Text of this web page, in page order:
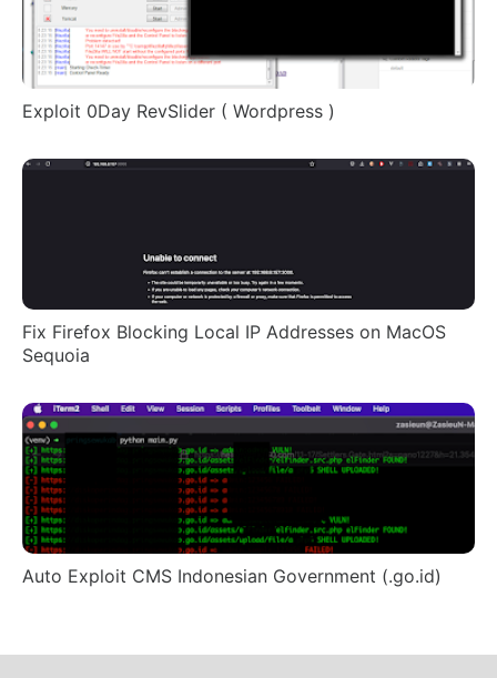
Exploit 0Day RevSlider ( Wordpress )
Fix Firefox Blocking Local IP Addresses on MacOS
Sequoia
Auto Exploit CMS Indonesian Government (.go.id)